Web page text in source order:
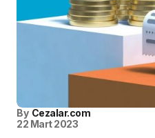
By Cezalar.com
22 Mart 2023